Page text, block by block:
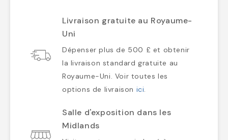
Livraison gratuite au Royaume-
Uni
Dépenser plus de 500 £ et obtenir
la livraison standard gratuite au
Royaume-Uni. Voir toutes les
options de livraison ici.
Salle d'exposition dans les
Midlands